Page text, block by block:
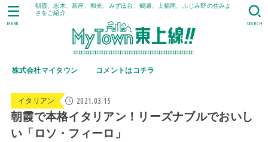
朝霞、志木、新座、和光、みずほ台、鶴瀬、上福岡、ふじみ野の住みよ
さをご紹介
株式会社マイタウン コメントはコチラ
SEARCH
MENU
イタリアン 2021.03.15
朝霞で本格イタリアン！リーズナブルでおいし
い「ロソ・フィーロ」